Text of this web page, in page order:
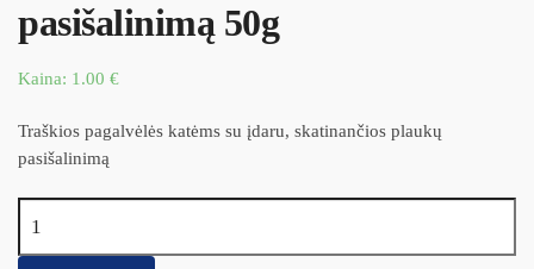
pasišalinimą 50g
Kaina: 1.00 €
Traškios pagalvėlės katėms su įdaru, skatinančios plaukų
pasišalinimą